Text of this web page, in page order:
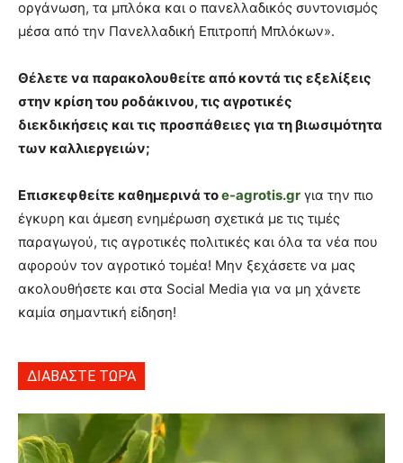
οργάνωση, τα μπλόκα και ο πανελλαδικός συντονισμός
μέσα από την Πανελλαδική Επιτροπή Μπλόκων».
Θέλετε να παρακολουθείτε από κοντά τις εξελίξεις
στην κρίση του ροδάκινου, τις αγροτικές
διεκδικήσεις και τις προσπάθειες για τη βιωσιμότητα
των καλλιεργειών;
Επισκεφθείτε καθημερινά τοe-agrotis.gr για την πιο
έγκυρη και άμεση ενημέρωση σχετικά με τις τιμές
παραγωγού, τις αγροτικές πολιτικές και όλα τα νέα που
αφορούν τον αγροτικό τομέα! Μην ξεχάσετε να μας
ακολουθήσετε και στα Social Media για να μη χάνετε
καμία σημαντική είδηση!
ΔΙΑΒΑΣΤΕ ΤΩΡΑ